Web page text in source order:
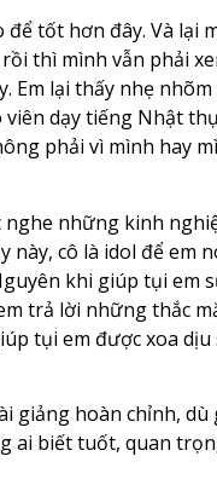
tốt hơn đây. Và lại
thì mình vẫn phải
Em lại thấy nhẹ
dạy tiếng Nhật
phải vì mình hay
những kinh
cô là idol để em
khi giúp tụi em
trả lời những thắc
tụi em được xoa
giảng hoàn chỉnh, dù
ai biết tuốt, quan